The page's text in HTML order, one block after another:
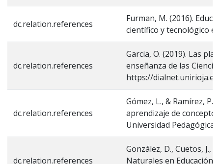
dc.relation.references
Furman, M. (2016).
científico y tecnológico
dc.relation.references
Garcia, O. (2019). Las
enseñanza de las
https://
dc.relation.references
Gómez, L., & Ramírez, P.
aprendizaje de
Universidad Pedagógica
dc.relation.references
González, D., Cuetos, J.,
Naturales en Educación